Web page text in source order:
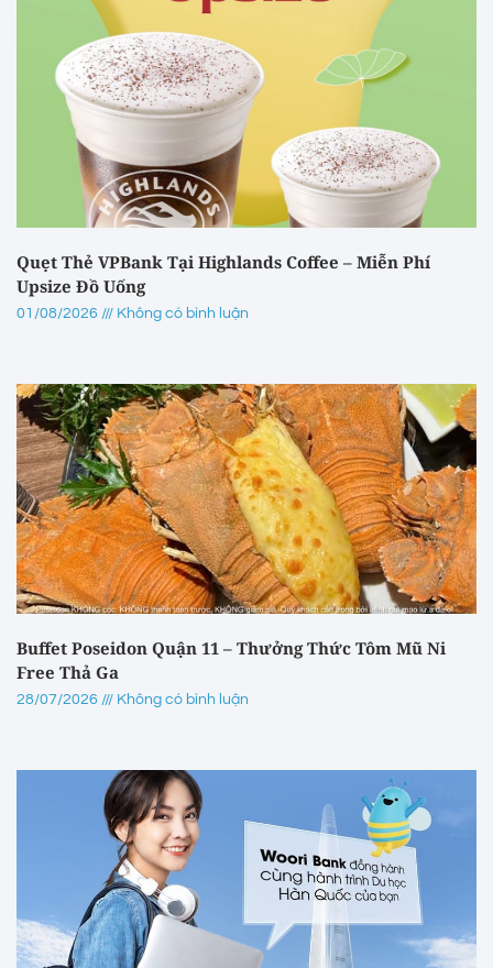
Quẹt Thẻ VPBank Tại Highlands Coffee – Miễn Phí
Upsize Đồ Uống
01/08/2026 Không có bình luận
Buffet Poseidon Quận 11 – Thưởng Thức Tôm Mũ Ni
Free Thả Ga
28/07/2026 Không có bình luận